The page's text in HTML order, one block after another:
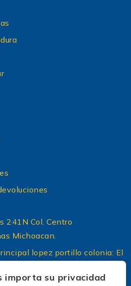
241N Col. Centro
Michoacan.
lopez portillo colonia: El
Jalisco
importa su privacidad